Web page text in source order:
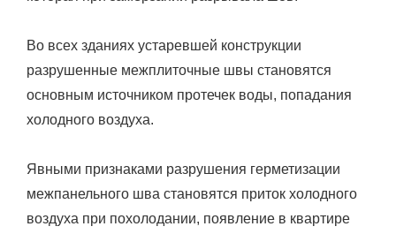
Во всех зданиях устаревшей конструкции
разрушенные межплиточные швы становятся
основным источником протечек воды, попадания
холодного воздуха.
Явными признаками разрушения герметизации
межпанельного шва становятся приток холодного
воздуха при похолодании, появление в квартире